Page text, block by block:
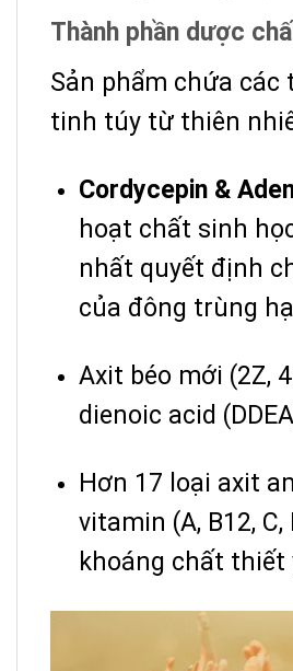
Thành phần dược
Sản phẩm chứa các
tinh túy từ thiên
Cordycepin &
hoạt chất sinh
nhất quyết định
của đông trùng
Axit béo mới (2Z,
dienoic acid
Hơn 17 loại axit
vitamin (A, B12, C,
khoáng chất thiết